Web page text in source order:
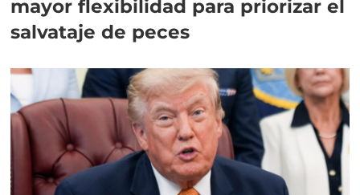
mayor flexibilidad para priorizar el
salvataje de peces